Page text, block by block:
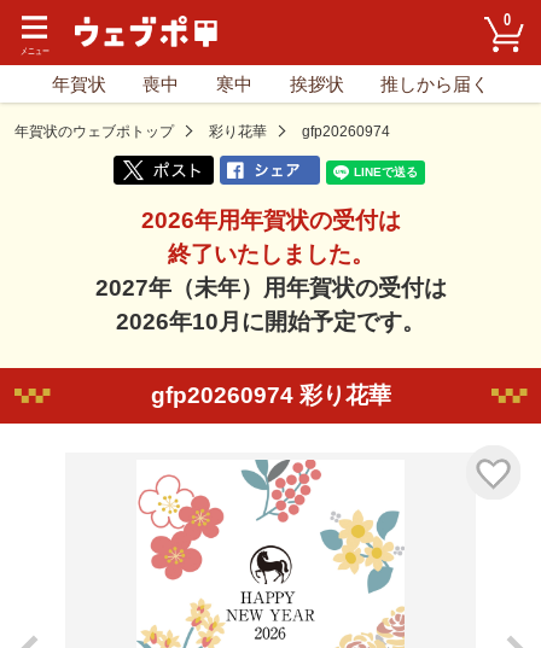
0
年賀状 喪中 寒中 挨拶状 推しから届く
年賀状のウェブポトップ 彩り花華 gfp20260974
2026年用年賀状の受付は
終了いたしました。
2027年（未年）用年賀状の受付は
2026年10月に開始予定です。
gfp20260974 彩り花華